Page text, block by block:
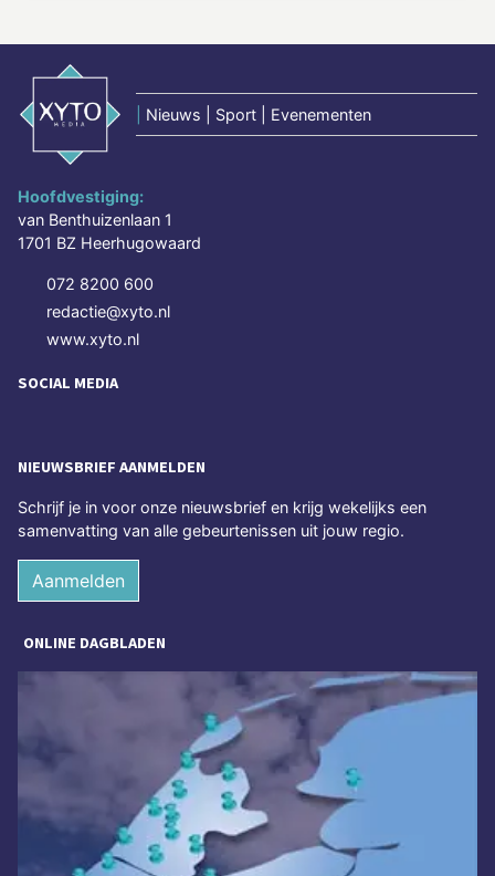
Nieuws | Sport | Evenementen
Hoofdvestiging:
van Benthuizenlaan 1
1701 BZ Heerhugowaard
072 8200 600
redactie@xyto.nl
www.xyto.nl
SOCIAL MEDIA
NIEUWSBRIEF AANMELDEN
Schrijf je in voor onze nieuwsbrief en krijg wekelijks een
samenvatting van alle gebeurtenissen uit jouw regio.
Aanmelden
ONLINE DAGBLADEN